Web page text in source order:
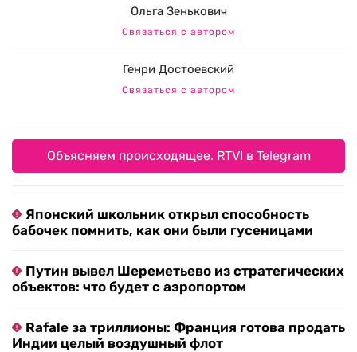
Ольга Зенькович
Связаться с автором
Генри Достоевский
Связаться с автором
Объясняем происходящее. RTVI в Telegram
Японский школьник открыл способность
бабочек помнить, как они были гусеницами
Путин вывел Шереметьево из стратегических
объектов: что будет с аэропортом
Rafale за триллионы: Франция готова продать
Индии целый воздушный флот